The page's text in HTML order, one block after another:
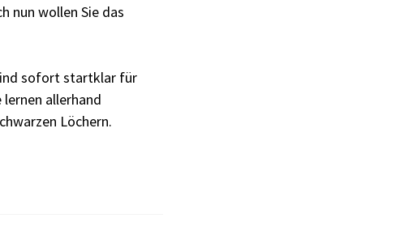
nun wollen Sie das
sofort startklar für
lernen allerhand
Löchern.